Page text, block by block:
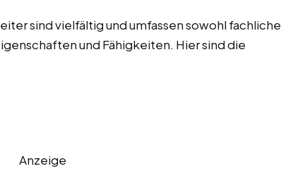
sind vielfältig und umfassen sowohl fachliche
und Fähigkeiten. Hier sind die
Anzeige